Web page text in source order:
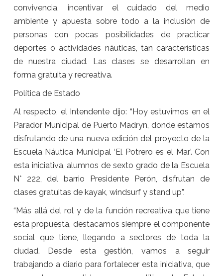
convivencia, incentivar el cuidado del medio
ambiente y apuesta sobre todo a la inclusión de
personas con pocas posibilidades de practicar
deportes o actividades náuticas, tan características
de nuestra ciudad. Las clases se desarrollan en
forma gratuita y recreativa.
Política de Estado
Al respecto, el Intendente dijo: “Hoy estuvimos en el
Parador Municipal de Puerto Madryn, donde estamos
disfrutando de una nueva edición del proyecto de la
Escuela Náutica Municipal ‘El Potrero es el Mar’. Con
esta iniciativa, alumnos de sexto grado de la Escuela
N° 222, del barrio Presidente Perón, disfrutan de
clases gratuitas de kayak, windsurf y stand up”.
“Más allá del rol y de la función recreativa que tiene
esta propuesta, destacamos siempre el componente
social que tiene, llegando a sectores de toda la
ciudad. Desde esta gestión, vamos a seguir
trabajando a diario para fortalecer esta iniciativa, que